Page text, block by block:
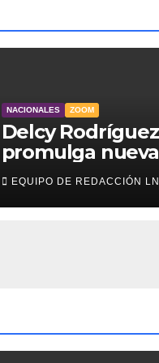
NACIONALES ZOOM
Delcy Rodríguez
promulga nueva
Ley de
Arrendamiento
para atender a
EQUIPO DE REDACCIÓN